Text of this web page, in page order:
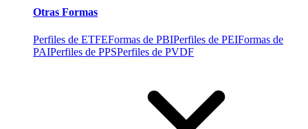
Otras Formas
Perfiles de ETFEFormas de PBIPerfiles de PEIFormas de
PAIPerfiles de PPSPerfiles de PVDF